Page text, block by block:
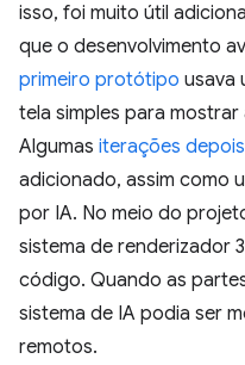
isso, foi muito útil
que o desenvolvimento
primeiro protótipo usava
tela simples para
Algumas iterações depois
adicionado, assim como
por IA. No meio do
sistema de renderizador
código. Quando as
sistema de IA podia ser
remotos.